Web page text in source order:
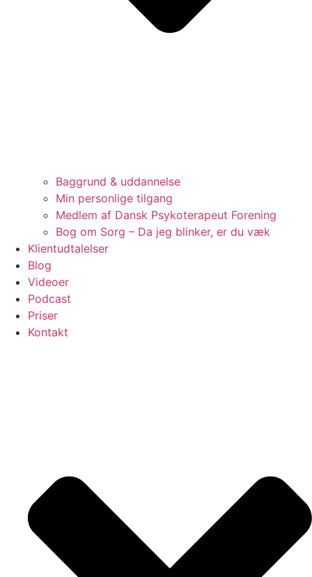
Baggrund & uddannelse
Min personlige tilgang
Medlem af Dansk Psykoterapeut Forening
Bog om Sorg – Da jeg blinker, er du væk
Klientudtalelser
Blog
Videoer
Podcast
Priser
Kontakt